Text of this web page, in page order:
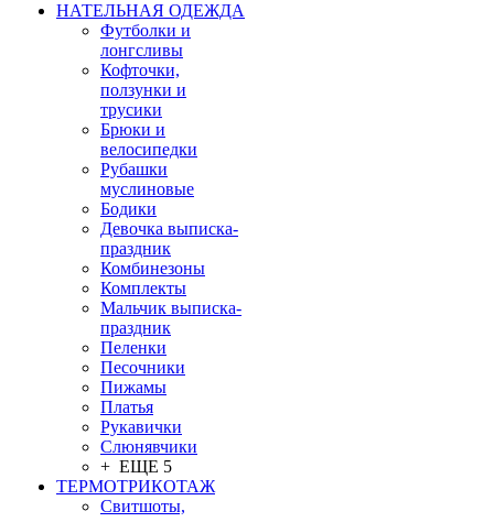
НАТЕЛЬНАЯ ОДЕЖДА
Футболки и
лонгсливы
Кофточки,
ползунки и
трусики
Брюки и
велосипедки
Рубашки
муслиновые
Бодики
Девочка выписка-
праздник
Комбинезоны
Комплекты
Мальчик выписка-
праздник
Пеленки
Песочники
Пижамы
Платья
Рукавички
Слюнявчики
+ ЕЩЕ 5
ТЕРМОТРИКОТАЖ
Свитшоты,